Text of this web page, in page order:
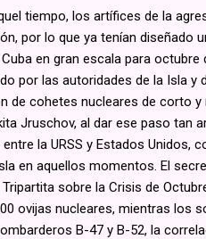
tiempo, los artífices de la
por lo que ya tenían
en gran escala para
por las autoridades de la Isla
de cohetes nucleares de corto
Jruschov, al dar ese paso tan
la URSS y Estados
en aquellos momentos. El
sobre la Crisis de
ovijas nucleares, mientras los
B-47 y B-52, la